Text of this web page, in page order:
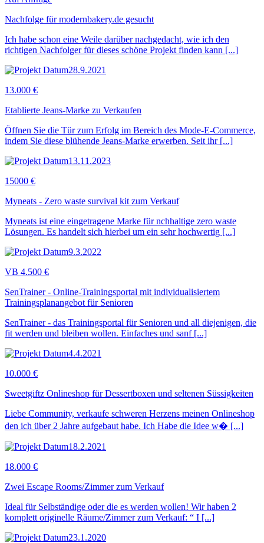
Nachfolge für modernbakery.de gesucht
Ich habe schon eine Weile darüber nachgedacht, wie ich den
richtigen Nachfolger für dieses schöne Projekt finden kann [...]
28.9.2021
13.000 €
Etablierte Jeans-Marke zu Verkaufen
Öffnen Sie die Tür zum Erfolg im Bereich des Mode-E-Commerce,
indem Sie diese blühende Jeans-Marke erwerben. Seit ihr [...]
13.11.2023
15000 €
Myneats - Zero waste survival kit zum Verkauf
Myneats ist eine eingetragene Marke für nchhaltige zero waste
Lösungen. Es handelt sich hierbei um ein sehr hochwertig [...]
9.3.2022
VB 4.500 €
SenTrainer - Online-Trainingsportal mit individualisiertem
Trainingsplanangebot für Senioren
SenTrainer - das Trainingsportal für Senioren und all diejenigen, die
fit werden und bleiben wollen. Einfaches und sanf [...]
4.4.2021
10.000 €
Sweetgiftz Onlineshop für Dessertboxen und seltenen Süssigkeiten
Liebe Community, verkaufe schweren Herzens meinen Onlineshop
den ich über 2 Jahre aufgebaut habe. Ich Habe die Idee w� [...]
18.2.2021
18.000 €
Zwei Escape Rooms/Zimmer zum Verkauf
Ideal für Selbständige oder die es werden wollen! Wir haben 2
komplett originelle Räume/Zimmer zum Verkauf: “ I [...]
23.1.2020